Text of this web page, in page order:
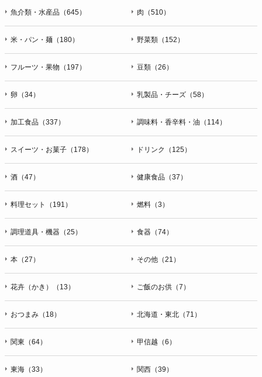
魚介類・水産品（645） 肉（510）
米・パン・麺（180） 野菜類（152）
フルーツ・果物（197） 豆類（26）
卵（34） 乳製品・チーズ（58）
加工食品（337） 調味料・香辛料・油（114）
スイーツ・お菓子（178） ドリンク（125）
酒（47） 健康食品（37）
料理セット（191） 燃料（3）
調理道具・機器（25） 食器（74）
本（27） その他（21）
花卉（かき）（13） ご飯のお供（7）
おつまみ（18） 北海道・東北（71）
関東（64） 甲信越（6）
東海（33） 関西（39）